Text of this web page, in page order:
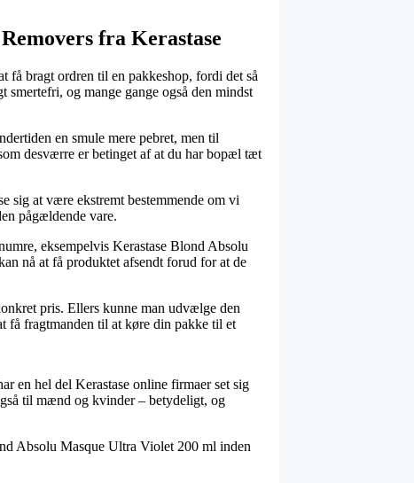
fra Kerastase
få bragt ordren til en pakkeshop, fordi det så
og mange gange også den mindst
en smule mere pebret, men til
desværre er betinget af at du har bopæl tæt
sig at være ekstremt bestemmende om vi
pågældende vare.
eksempelvis Kerastase Blond Absolu
nå at få produktet afsendt forud for at de
pris. Ellers kunne man udvælge den
få fragtmanden til at køre din pakke til et
en hel del Kerastase online firmaer set sig
til mænd og kvinder – betydeligt, og
Absolu Masque Ultra Violet 200 ml inden